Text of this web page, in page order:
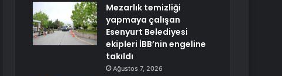
Mezarlık temizliği
yapmaya çalışan
Esenyurt Belediyesi
ekipleri İBB’nin engeline
takıldı
Ağustos 7, 2026